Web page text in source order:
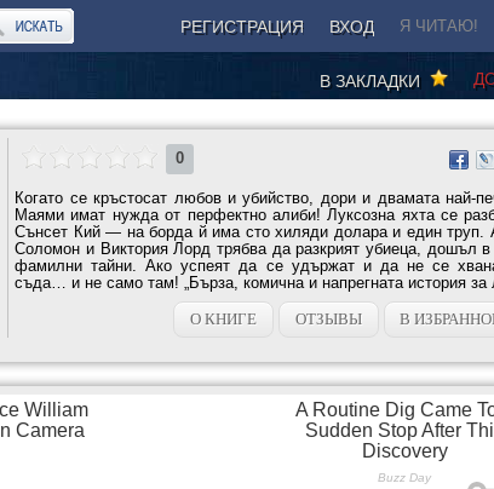
РЕГИСТРАЦИЯ ВХОД Я ЧИТАЮ!
В ЗАКЛАДКИ
0
Когато се кръстосат любов и убийство, дори и двамата най-
Маями имат нужда от перфектно алиби! Луксозна яхта се
Сънсет Кий — на борда й има сто хиляди долара и един труп.
Соломон и Виктория Лорд трябва да разкрият убиеца, дошъл
фамилни тайни. Ако успеят да се удържат и да не се
съда… и не само там! „Бърза, комична и напрегната история за
О КНИГЕ
ОТЗЫВЫ В